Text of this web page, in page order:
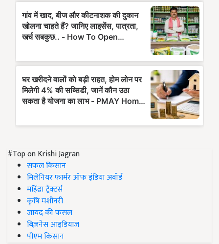
#Top on Krishi Jagran
सफल किसान
मिलेनियर फार्मर ऑफ इंडिया अवॉर्ड
महिंद्रा ट्रैक्टर्स
कृषि मशीनरी
जायद की फसल
बिज़नेस आइडियाज
पीएम किसान